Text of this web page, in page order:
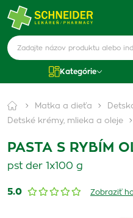
Kategórie
Matka a dieťa
Detské krémy, mlieka a oleje
PASTA S RYBÍM
pst der 1x100 g
5.0 Zobraziť